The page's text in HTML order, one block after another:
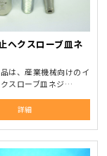
ヘクスローブ皿ネ
は、産業機械向けのイ
スローブ皿ネジ…
詳細